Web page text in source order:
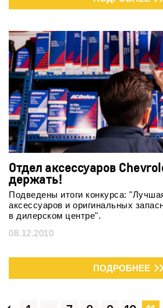
Отдел аксессуаров
держать!
Подведены итоги конкурса:
аксессуаров и оригинальных
в дилерском центре".
08.12.2010
ПОДРОБНЕЕ